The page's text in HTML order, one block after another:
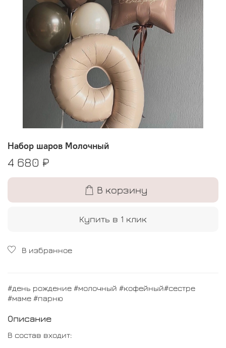
Набор шаров Молочный
4 680 ₽
В корзину
Купить в 1 клик
В избранное
#день рождение #молочный #кофейный#сестре
#маме #парню
Описание
В состав входит: